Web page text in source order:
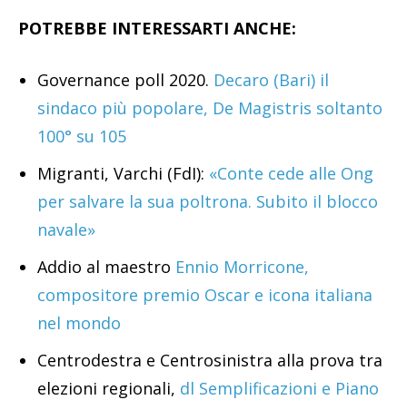
POTREBBE INTERESSARTI ANCHE:
Governance poll 2020. Decaro (Bari) il
sindaco più popolare, De Magistris soltanto
100° su 105
Migranti, Varchi (FdI): «Conte cede alle Ong
per salvare la sua poltrona. Subito il blocco
navale»
Addio al maestro Ennio Morricone,
compositore premio Oscar e icona italiana
nel mondo
Centrodestra e Centrosinistra alla prova tra
elezioni regionali, dl Semplificazioni e Piano